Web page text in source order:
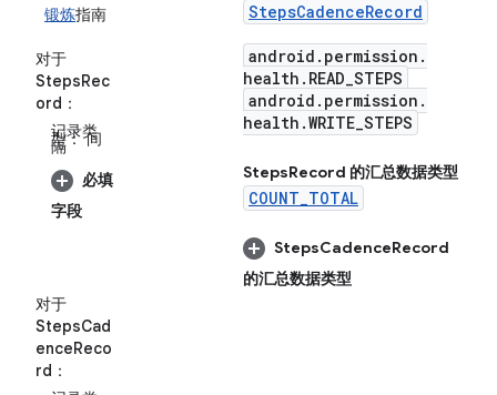
锻炼指南
对于
StepsRec
ord ：
记录类
型：间
隔
必填
字段
对于
StepsCad
enceReco
rd ：
StepsCadenceRecord
android . permission .
health . READ_STEPS
android . permission .
health .WRITE_STEPS
StepsRecord 的汇总数据类型
COUNT_TOTAL
StepsCadenceRecord
的汇总数据类型